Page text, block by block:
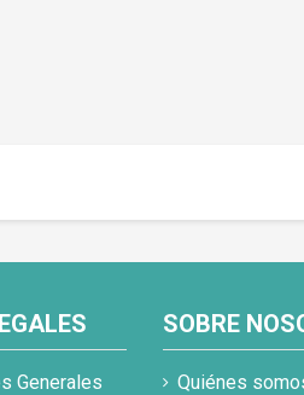
Generales
SOBRE
Quiénes